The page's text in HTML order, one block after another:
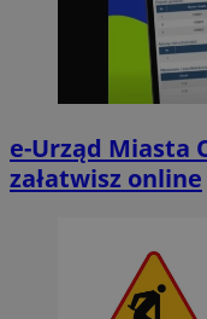
e-Urząd Miasta
załatwisz online